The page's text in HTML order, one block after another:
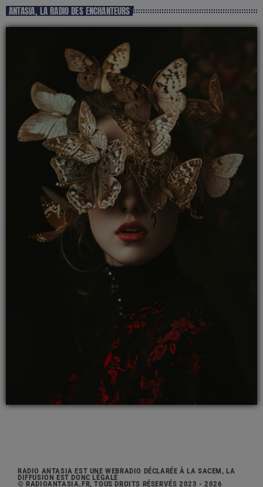
ANTASIA, LA RADIO DES ENCHANTEURS
RADIO ANTASIA EST UNE WEBRADIO DÉCLARÉE À LA SACEM, LA
DIFFUSION EST DONC LÉGALE
© RADIOANTASIA.FR, TOUS DROITS RÉSERVÉS 2023 - 2026